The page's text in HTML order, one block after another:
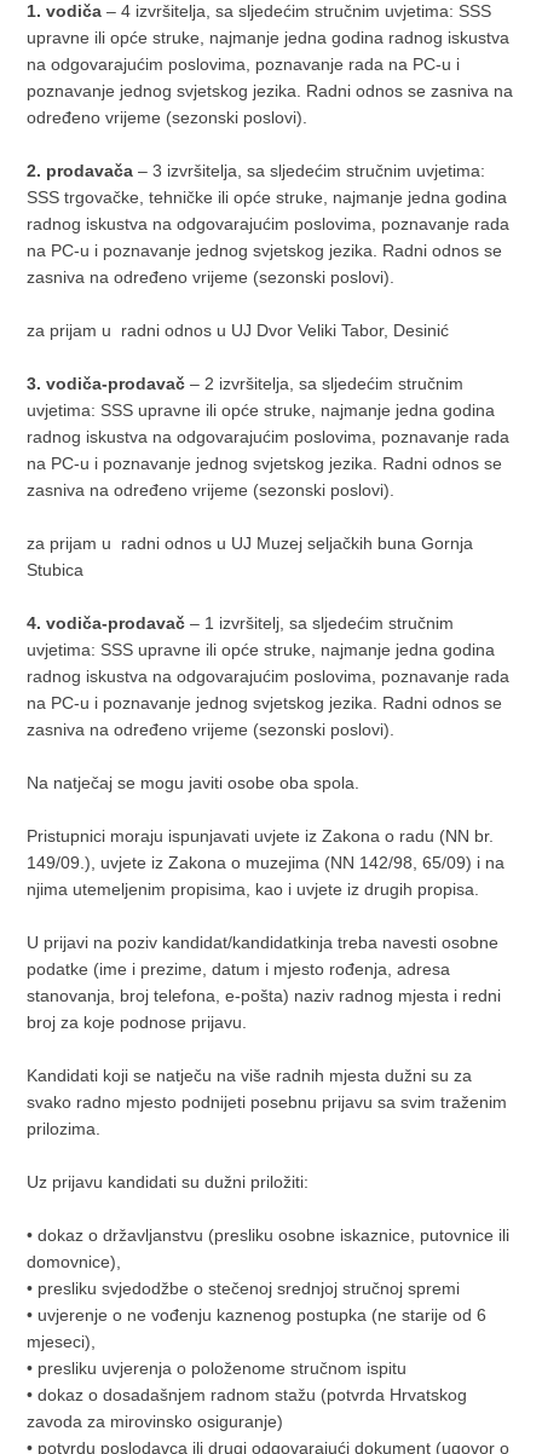
1. vodiča– 4 izvršitelja, sa sljedećim stručnim uvjetima: SSS
upravne ili opće struke, najmanje jedna godina radnog iskustva
na odgovarajućim poslovima, poznavanje rada na PC-u i
poznavanje jednog svjetskog jezika. Radni odnos se zasniva na
određeno vrijeme (sezonski poslovi).
2. prodavača– 3 izvršitelja, sa sljedećim stručnim uvjetima:
SSS trgovačke, tehničke ili opće struke, najmanje jedna godina
radnog iskustva na odgovarajućim poslovima, poznavanje rada
na PC-u i poznavanje jednog svjetskog jezika. Radni odnos se
zasniva na određeno vrijeme (sezonski poslovi).
za prijam u radni odnos u UJ Dvor Veliki Tabor, Desinić
3. vodiča-prodavač– 2 izvršitelja, sa sljedećim stručnim
uvjetima: SSS upravne ili opće struke, najmanje jedna godina
radnog iskustva na odgovarajućim poslovima, poznavanje rada
na PC-u i poznavanje jednog svjetskog jezika. Radni odnos se
zasniva na određeno vrijeme (sezonski poslovi).
za prijam u radni odnos u UJ Muzej seljačkih buna Gornja
Stubica
4. vodiča-prodavač– 1 izvršitelj, sa sljedećim stručnim
uvjetima: SSS upravne ili opće struke, najmanje jedna godina
radnog iskustva na odgovarajućim poslovima, poznavanje rada
na PC-u i poznavanje jednog svjetskog jezika. Radni odnos se
zasniva na određeno vrijeme (sezonski poslovi).
Na natječaj se mogu javiti osobe oba spola.
Pristupnici moraju ispunjavati uvjete iz Zakona o radu (NN br.
149/09.), uvjete iz Zakona o muzejima (NN 142/98, 65/09) i na
njima utemeljenim propisima, kao i uvjete iz drugih propisa.
U prijavi na poziv kandidat/kandidatkinja treba navesti osobne
podatke (ime i prezime, datum i mjesto rođenja, adresa
stanovanja, broj telefona, e-pošta) naziv radnog mjesta i redni
broj za koje podnose prijavu.
Kandidati koji se natječu na više radnih mjesta dužni su za
svako radno mjesto podnijeti posebnu prijavu sa svim traženim
prilozima.
Uz prijavu kandidati su dužni priložiti:
• dokaz o državljanstvu (presliku osobne iskaznice, putovnice ili
domovnice),
• presliku svjedodžbe o stečenoj srednjoj stručnoj spremi
• uvjerenje o ne vođenju kaznenog postupka (ne starije od 6
mjeseci),
• presliku uvjerenja o položenome stručnom ispitu
• dokaz o dosadašnjem radnom stažu (potvrda Hrvatskog
zavoda za mirovinsko osiguranje)
• potvrdu poslodavca ili drugi odgovarajući dokument (ugovor o